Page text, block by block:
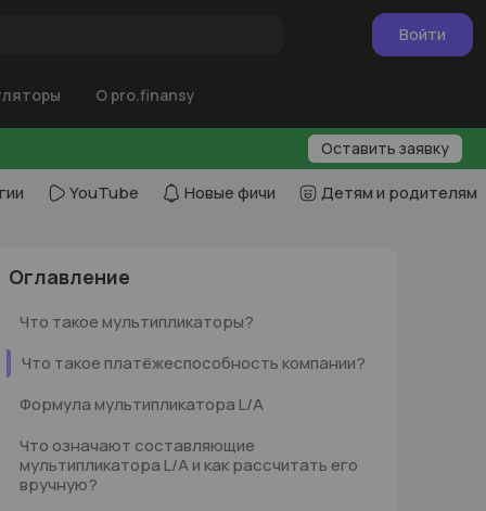
Войти
О pro.finansy
Оставить заявку
YouTube Новые фичи Детям и родителям
Оглавление
Что такое мультипликаторы?
Что такое платёжеспособность компании?
Формула мультипликатора L/A
Что означают составляющие
мультипликатора L/A и как рассчитать его
вручную?